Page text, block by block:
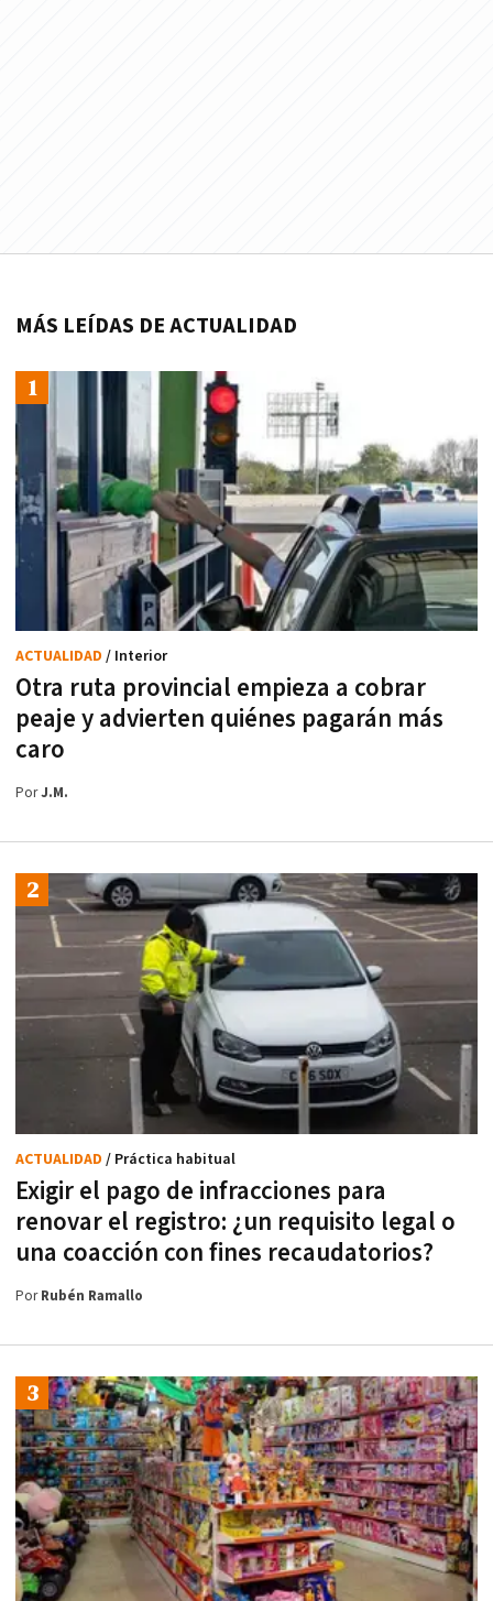
MÁS LEÍDAS DE ACTUALIDAD
Otra ruta provincial empieza a cobrar
peaje y advierten quiénes pagarán más
caro
ACTUALIDAD / Interior
PorJ.M.
Exigir el pago de infracciones para
renovar el registro: ¿un requisito legal o
una coacción con fines recaudatorios?
ACTUALIDAD / Práctica habitual
PorRubén Ramallo